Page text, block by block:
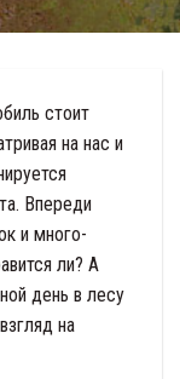
стоит
на нас и
Впереди
и много-
ли? А
день в лесу
на